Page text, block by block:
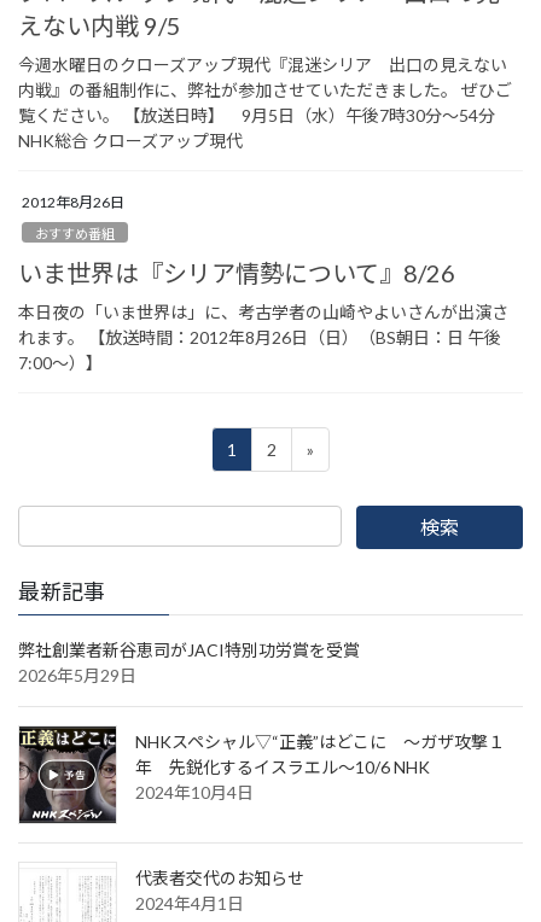
えない内戦 9/5
今週水曜日のクローズアップ現代『混迷シリア 出口の見えない
内戦』の番組制作に、弊社が参加させていただきました。 ぜひご
覧ください。 【放送日時】 9月5日（水）午後7時30分～54分
NHK総合 クローズアップ現代
2012年8月26日
おすすめ番組
いま世界は『シリア情勢について』8/26
本日夜の「いま世界は」に、考古学者の山崎やよいさんが出演さ
れます。 【放送時間：2012年8月26日（日）（BS朝日：日 午後
7:00～）】
の
ペ
ー
ジ
送
り
固
定
ペ
1
固
定
ペ
2 »
最新記事
弊社創業者新谷恵司がJACI特別功労賞を受賞
2026年5月29日
NHKスペシャル▽“正義”はどこに ～ガザ攻撃１
年 先鋭化するイスラエル～10/6 NHK
2024年10月4日
代表者交代のお知らせ
2024年4月1日